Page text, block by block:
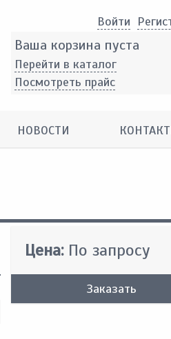
Войти
Ваша корзина пуста
Перейти в каталог
Посмотреть прайс
НОВОСТИ
Цена: По запросу
Заказать